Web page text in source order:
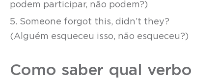
podem participar, não podem?)
5. Someone forgot this, didn’t they?
(Alguém esqueceu isso, não esqueceu?)
Como saber qual verbo